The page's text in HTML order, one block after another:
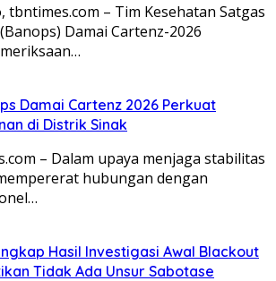
tbntimes.com – Tim Kesehatan Satgas
Damai Cartenz-2026
Damai Cartenz 2026 Perkuat
di Distrik Sinak
– Dalam upaya menjaga stabilitas
hubungan dengan
Hasil Investigasi Awal Blackout
Tidak Ada Unsur Sabotase